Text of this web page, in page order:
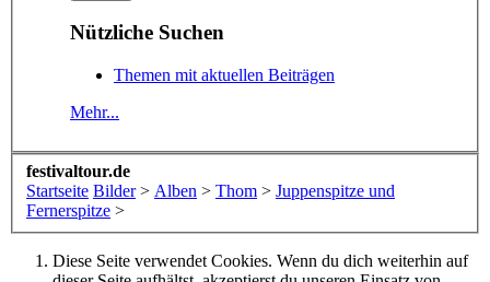
Nützliche Suchen
Themen mit aktuellen Beiträgen
Mehr...
festivaltour.de
Startseite Bilder > Alben > Thom > Juppenspitze und
Fernerspitze >
Diese Seite verwendet Cookies. Wenn du dich weiterhin auf